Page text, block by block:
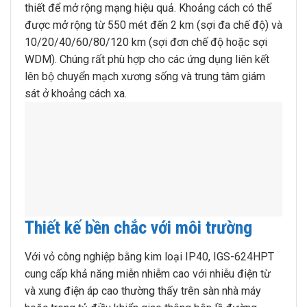
thiết để mở rộng mạng hiệu quả. Khoảng cách có thể
được mở rộng từ 550 mét đến 2 km (sợi đa chế độ) và
10/20/40/60/80/120 km (sợi đơn chế độ hoặc sợi
WDM). Chúng rất phù hợp cho các ứng dụng liên kết
lên bộ chuyển mạch xương sống và trung tâm giám
sát ở khoảng cách xa.
Thiết kế bền chắc với môi trường
Với vỏ công nghiệp bằng kim loại IP40, IGS-624HPT
cung cấp khả năng miễn nhiễm cao với nhiễu điện từ
và xung điện áp cao thường thấy trên sàn nhà máy